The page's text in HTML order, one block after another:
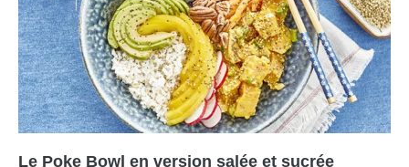
Le Poke Bowl en version salée et sucrée